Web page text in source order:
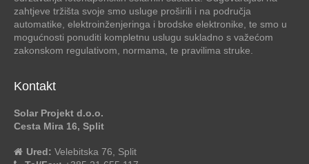
zahtjeve tržišta svoje smo usluge proširili i na područja
automatike, elektroinženjeringa i brodske elektronike, te smo u
mogućnosti ponuditi kompletnu uslugu sukladno s važećom
zakonskom regulativom, normama, te pravilima struke.
Kontakt
Solar Projekt d.o.o.
Cesta Mira 16, Split
Ured: Velebitska 76, Split